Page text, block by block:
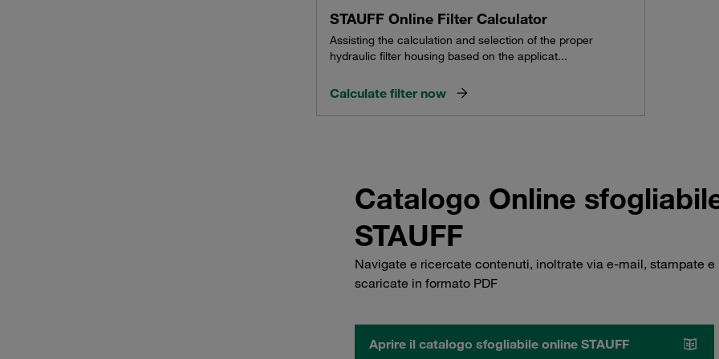
STAUFF Online Filter Calculator
Assisting the calculation and selection of the proper
hydraulic filter housing based on the applicat...
Calculate filter now
Catalogo Online
STAUFF
Navigate e ricercate contenuti, inoltrate via e-mail, stampate e
scaricate in formato PDF
Aprire il catalogo sfogliabile online STAUFF